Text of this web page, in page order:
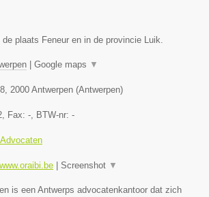
plaats Feneur en in de provincie Luik.
| Google maps ▼
2000 Antwerpen (Antwerpen)
, Fax: - , BTW-nr: -
| Screenshot ▼
is een Antwerps advocatenkantoor dat zich